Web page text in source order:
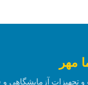
مهر
تجهیزات آزمایشگاهی و